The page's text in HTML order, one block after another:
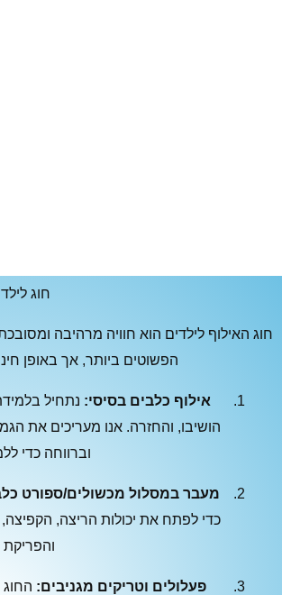
חוג
חוג האילוף לילדים הוא חוויה מרהיבה
הפשוטים ביותר, אך באופן
אילוף כלבים בסיסי: נתחיל
הושיבו, והחזרה. אנו מעריכים את
וברווחה כדי
מעבר במסלול מכשולים/ספורט
כדי לפתח את יכולות הריצה,
פעלולים וטריקים מגניבים: